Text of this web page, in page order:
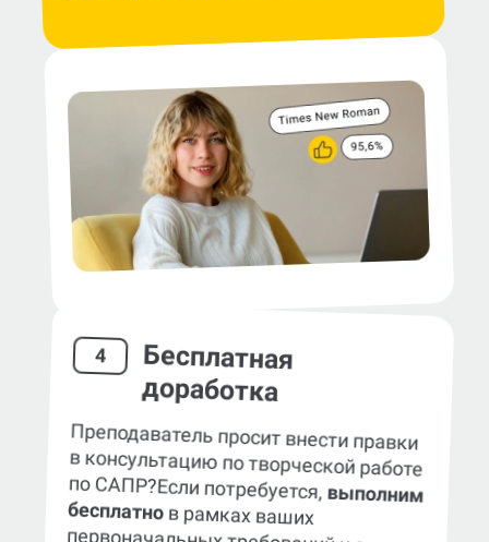
4 Бесплатная
доработка
Преподаватель просит внести правки
в консультацию по творческой работе
по САПР?Если потребуется,выполним
бесплатнов рамках ваших